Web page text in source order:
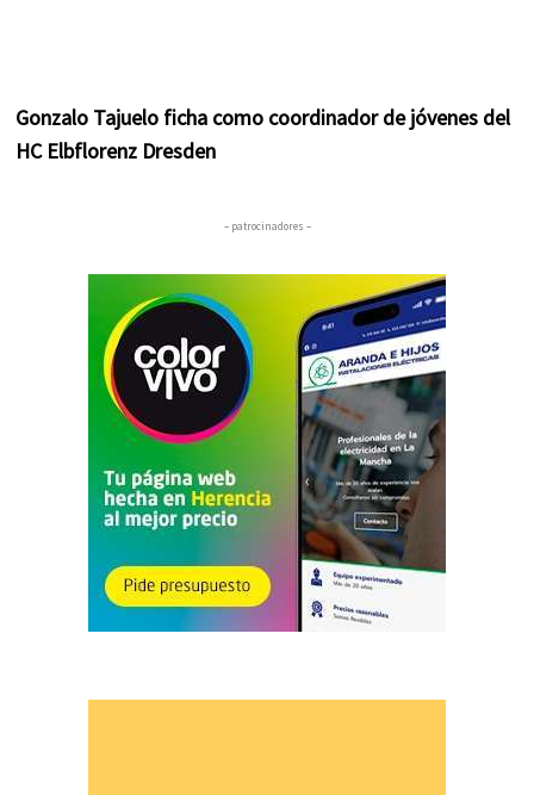
Gonzalo Tajuelo ficha como coordinador de jóvenes del
HC Elbflorenz Dresden
– patrocinadores –